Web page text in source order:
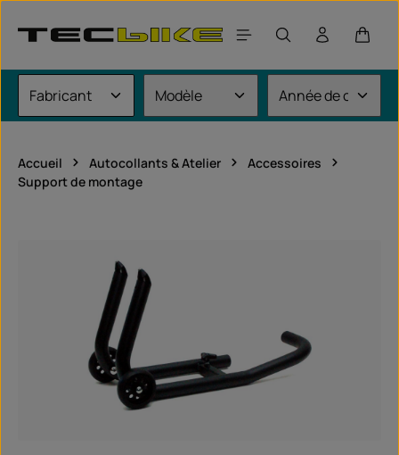
Le
Accueil Autocollants & Atelier
Accessoires
Support de montage